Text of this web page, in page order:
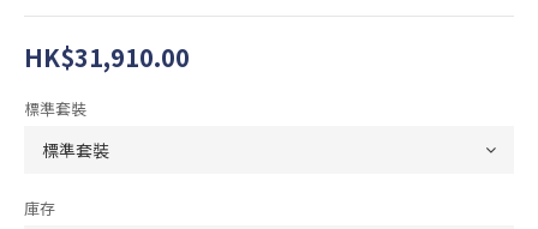
HK$31,910.00
標準套裝
庫存